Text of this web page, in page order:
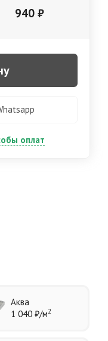
940 ₽
оплат
Аква
1 040 ₽/м2